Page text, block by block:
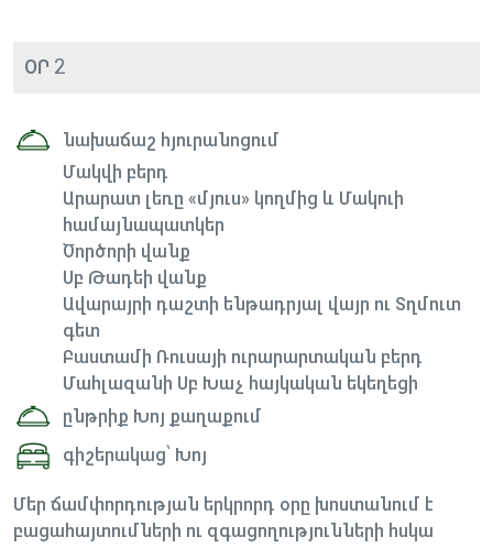
ՕՐ 2
նախաճաշ հյուրանոցում
Մակվի բերդ
Արարատ լեռը «մյուս» կողմից և Մակուի
համայնապատկեր
Ծործորի վանք
Սբ Թադեի վանք
Ավարայրի դաշտի ենթադրյալ վայր ու Տղմուտ
գետ
Բաստամի Ռուսայի ուրարարտական բերդ
Մահլազանի Սբ Խաչ հայկական եկեղեցի
ընթրիք Խոյ քաղաքում
գիշերակաց՝ Խոյ
Մեր ճամփորդության երկրորդ օրը խոստանում է
բացահայտումների ու զգացողությունների հսկա